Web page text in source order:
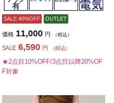
SALE 40%OFF OUTLET
価格 11,000 円 （税込）
SALE 6,590 円 （税込）
★2点目10%OFF/3点目以降20%OF
F対象